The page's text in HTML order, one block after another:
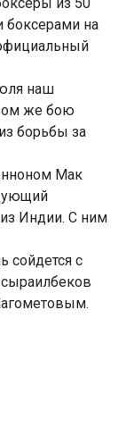
боксерами на
наш
же бою
борьбы за
Мак
Индии. С ним
сойдется с